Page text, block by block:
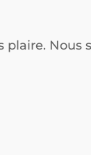
plaire. Nous